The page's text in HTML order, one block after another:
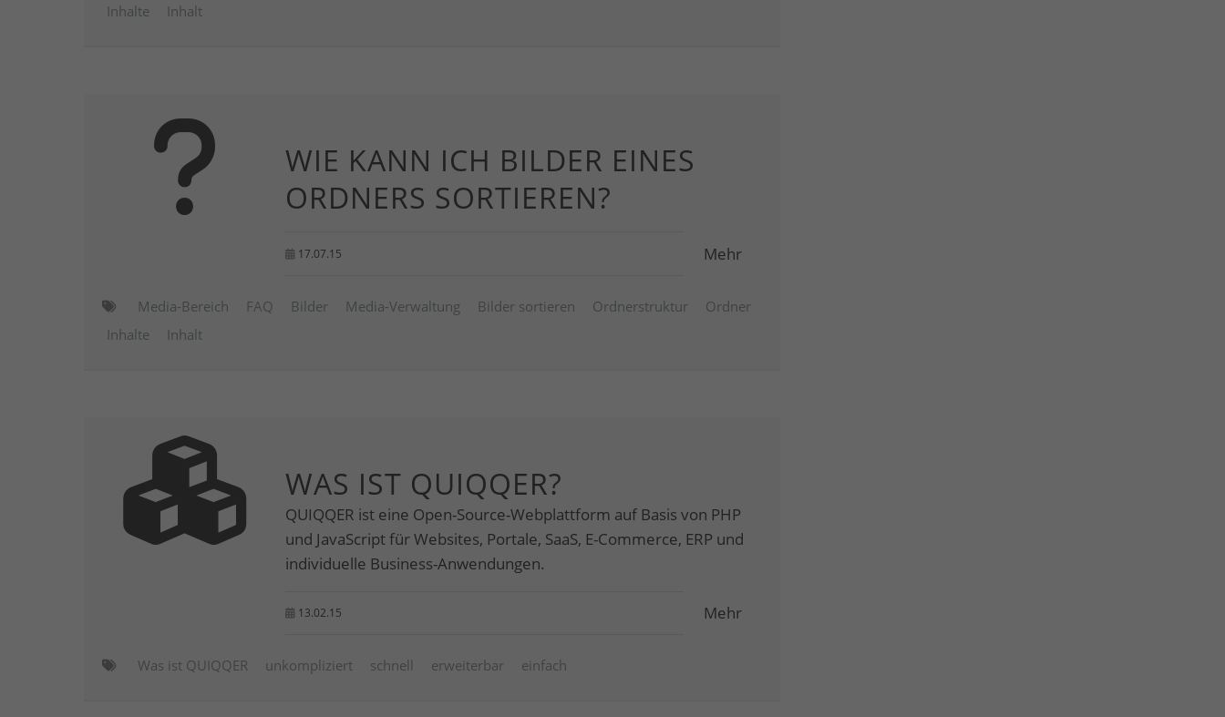
Inhalte
Inhalt
WIE KANN ICH BILDER EINES
ORDNERS SORTIEREN?
17.07.15 Mehr
Media-Bereich FAQ Bilder Media-Verwaltung Bilder sortieren Ordnerstruktur
Ordner
Inhalte
Inhalt
WAS IST QUIQQER?
QUIQQER ist eine Open-Source-Webplattform auf Basis von PHP
und JavaScript für Websites, Portale, SaaS, E-Commerce, ERP und
individuelle Business-Anwendungen.
13.02.15 Mehr
Was ist QUIQQER unkompliziert schnell erweiterbar einfach